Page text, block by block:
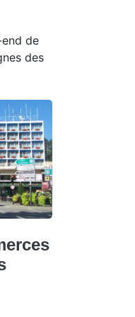
de
des